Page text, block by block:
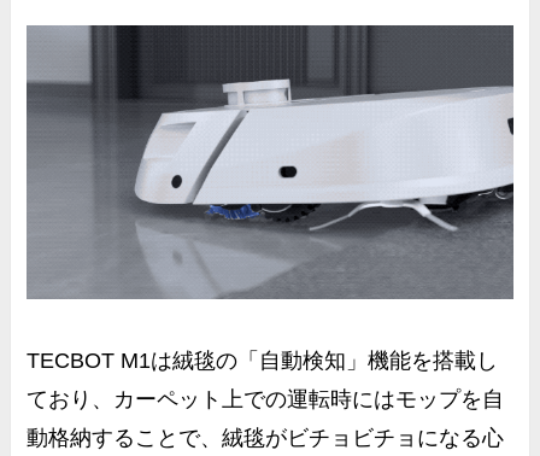
TECBOT M1は絨毯の「自動検知」機能を搭載し
ており、カーペット上での運転時にはモップを自
動格納することで、絨毯がビチョビチョになる心